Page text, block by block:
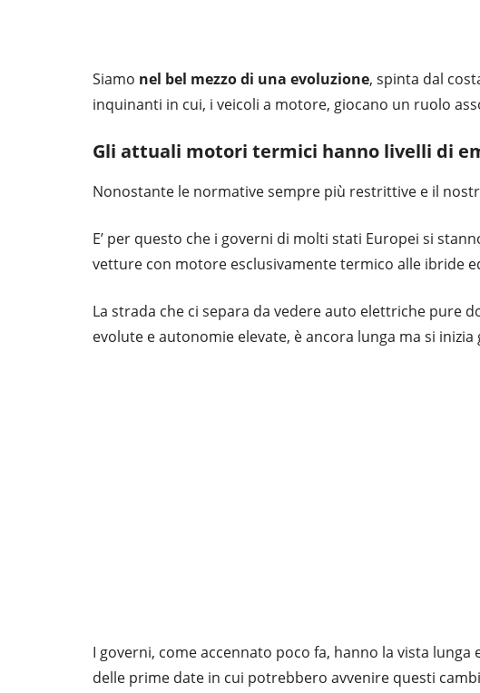
Siamo nel bel mezzo di una evoluzione, spinta dal
inquinanti in cui, i veicoli a motore, giocano un ruolo
Gli attuali motori termici hanno livelli di
Nonostante le normative sempre più restrittive e il
E’ per questo che i governi di molti stati Europei si
vetture con motore esclusivamente termico alle ibride
La strada che ci separa da vedere auto elettriche pure
evolute e autonomie elevate, è ancora lunga ma si
I governi, come accennato poco fa, hanno la vista
delle prime date in cui potrebbero avvenire questi